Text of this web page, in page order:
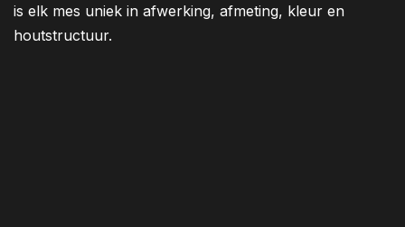
is elk mes uniek in afwerking, afmeting, kleur en
houtstructuur.